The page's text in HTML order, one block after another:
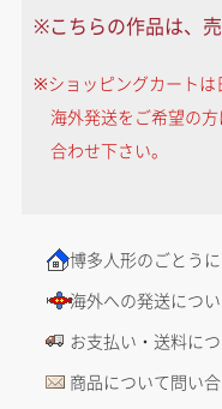
※こちらの作品は、売
※ショッピングカートは
海外発送をご希望の
合わせ下さい。
博多人形のごとう
海外への発送につ
お支払い・送料に
商品について問い